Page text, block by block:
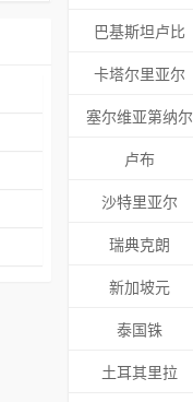
巴基斯坦卢比
卡塔尔里亚尔
塞尔维亚第纳尔
卢布
沙特里亚尔
瑞典克朗
新加坡元
泰国铢
土耳其里拉